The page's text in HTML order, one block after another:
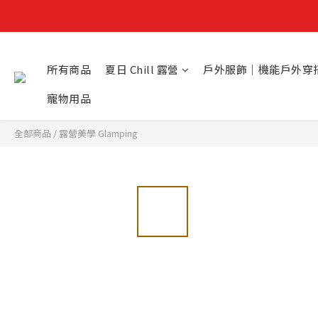
所有商品 夏日 Chill 露營
戶外服飾｜機能戶外穿
寵物用品
全部商品 / 露營美學 Glamping